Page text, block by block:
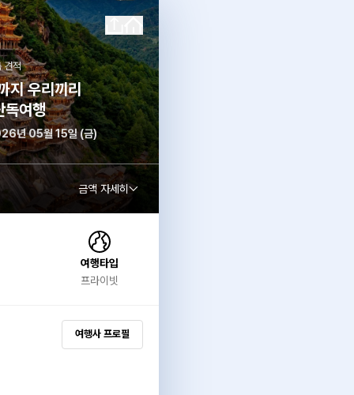
견적
지 우리끼리
독여행
년 05월 15일 (금)
금액 자세히
여행타입
프라이빗
여행사 프로필